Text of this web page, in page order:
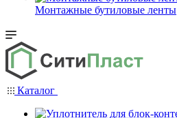
Монтажные бутиловые ленты
Каталог